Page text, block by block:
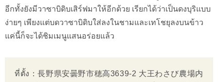
อีกทั้งยังมีวาซาบิดิบเสิร์ฟมาให้อีกด้วย เรียกได้ว่าเป็นดงบุริแบบ
ง่ายๆ เพียงแต่บดวาซาบิดิบใส่ลงในชามและเทโชยุลงบนข้าว
แค่นี้ก็จะได้ชิมเมนูแสนอร่อยแล้ว
ที่ตั้ง：長野県安曇野市穂高3639-2 大王わさび農場内